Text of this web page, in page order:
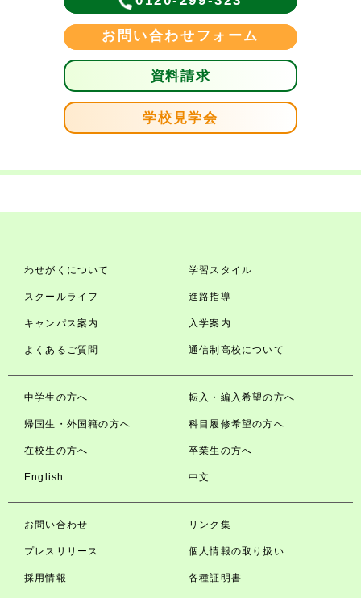
お問い合わせフォーム
資料請求
学校見学会
わせがくについて 学習スタイル
スクールライフ 進路指導
キャンパス案内 入学案内
よくあるご質問 通信制高校について
中学生の方へ 転入・編入希望の方へ
帰国生・外国籍の方へ 科目履修希望の方へ
在校生の方へ 卒業生の方へ
English 中文
お問い合わせ リンク集
プレスリリース 個人情報の取り扱い
採用情報 各種証明書